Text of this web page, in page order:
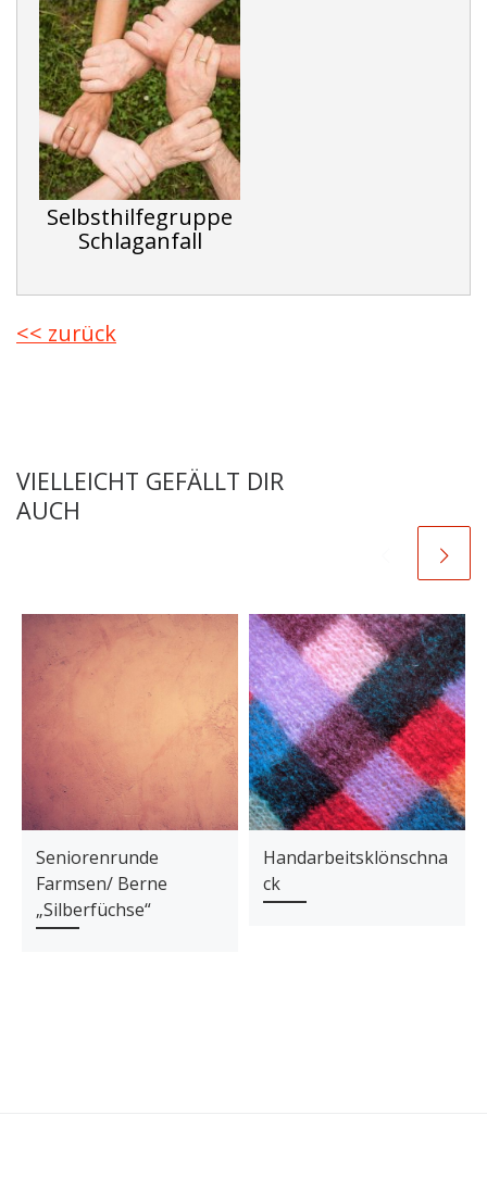
Selbsthilfegruppe
Schlaganfall
<< zurück
VIELLEICHT GEFÄLLT DIR
AUCH
Seniorenrunde
Farmsen/ Berne
„Silberfüchse“
Handarbeitsklönschna
ck